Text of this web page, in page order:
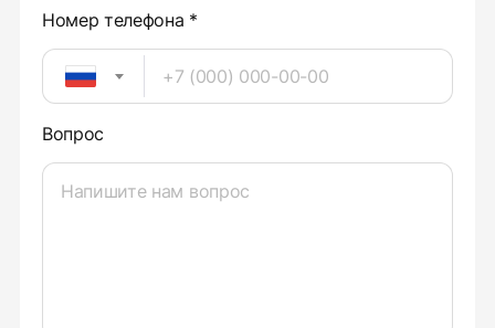
Номер телефона *
Вопрос